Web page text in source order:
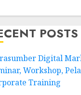
POSTS
Digital
Workshop,
Training